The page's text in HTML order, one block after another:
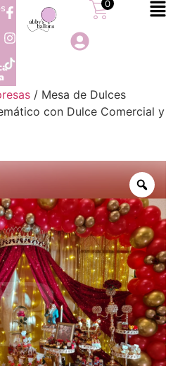
0
/ Mesa de Dulces
con Dulce Comercial y